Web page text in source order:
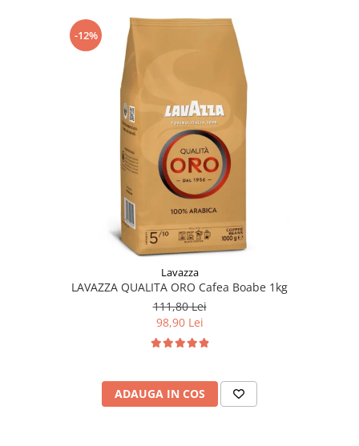
-12%
Lavazza
LAVAZZA QUALITA ORO Cafea Boabe 1kg
111,80 Lei
98,90 Lei
ADAUGA IN COS